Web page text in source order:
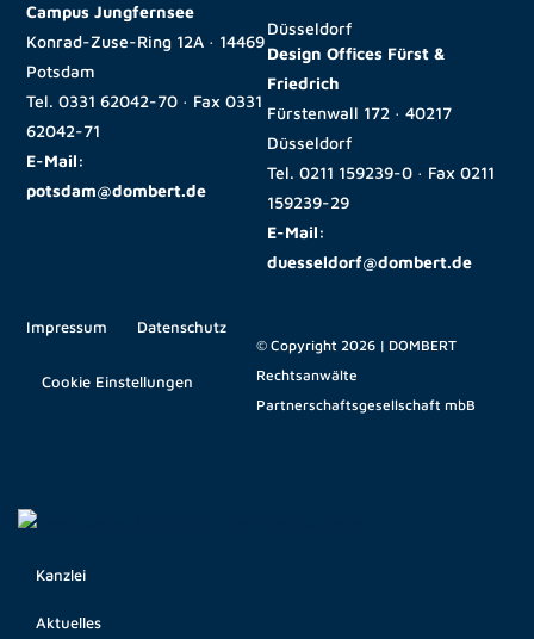
Campus Jungfernsee
Konrad-Zuse-Ring 12A · 14469
Potsdam
Tel.0331 62042-70 · Fax0331
62042-71
E-Mail:
potsdam@dombert.de
Düsseldorf
Design Offices Fürst &
Friedrich
Fürstenwall 172 · 40217
Düsseldorf
Tel. 0211 159239-0 · Fax 0211
159239-29
E-Mail:
duesseldorf@dombert.de
Impressum Datenschutz
Cookie Einstellungen
© Copyright 2026 | DOMBERT
Rechtsanwälte
Partnerschaftsgesellschaft mbB
Kanzlei
Aktuelles